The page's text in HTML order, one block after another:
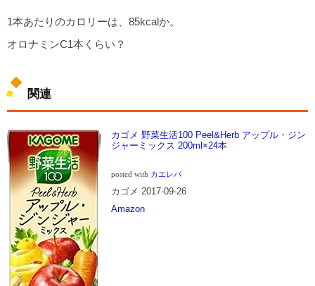
1本あたりのカロリーは、85kcalか。
オロナミンC1本くらい？
関連
カゴメ 野菜生活100 Peel&Herb アップル・ジン
ジャーミックス 200ml×24本
posted with カエレバ
カゴメ 2017-09-26
Amazon